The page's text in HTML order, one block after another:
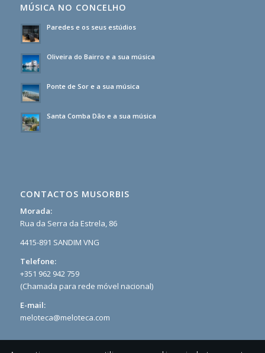
MÚSICA NO CONCELHO
Paredes e os seus estúdios
Oliveira do Bairro e a sua música
Ponte de Sor e a sua música
Santa Comba Dão e a sua música
CONTACTOS MUSORBIS
Morada:
Rua da Serra da Estrela, 86
4415-891 SANDIM VNG
Telefone:
+351 962 942 759
(Chamada para rede móvel nacional)
E-mail:
meloteca@meloteca.com